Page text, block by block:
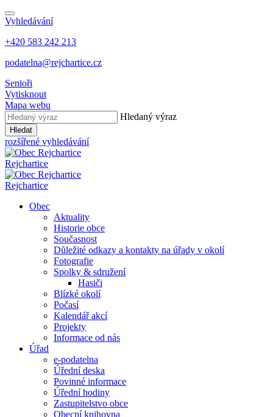
Vyhledávání
+420 583 242 213
podatelna@rejchartice.cz
Senioři
Vytisknout
Mapa webu
Hledaný výraz
Hledat
rozšířené vyhledávání
Rejchartice
Rejchartice
Obec
Aktuality
Historie obce
Současnost
Důležité odkazy a kontakty na úřady v okolí
Fotografie
Spolky & sdružení
Hasiči
Blízké okolí
Počasí
Kalendář akcí
Projekty
Informace od nás
Úřad
e-podatelna
Úřední deska
Povinné informace
Úřední hodiny
Zastupitelstvo obce
Obecní knihovna